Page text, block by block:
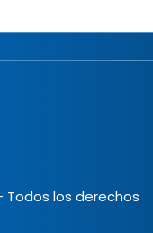
Todos los derechos